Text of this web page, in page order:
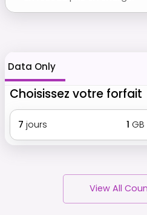
Data Only
Choisissez votre forfait
7 jours 1 GB
View All